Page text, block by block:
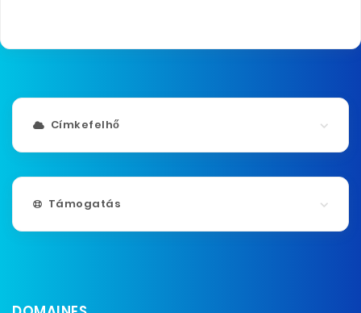
Címkefelhő
Támogatás